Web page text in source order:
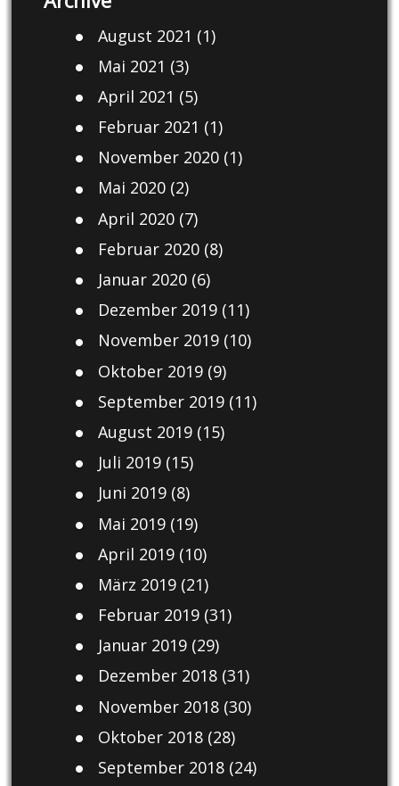
August 2021 (1)
Mai 2021 (3)
April 2021 (5)
Februar 2021 (1)
November 2020(1)
Mai 2020(2)
April 2020(7)
Februar 2020(8)
Januar 2020(6)
Dezember 2019(11)
November 2019(10)
Oktober 2019(9)
September 2019(11)
August 2019(15)
Juli 2019(15)
Juni 2019(8)
Mai 2019(19)
April 2019(10)
März 2019(21)
Februar 2019(31)
Januar 2019(29)
Dezember 2018(31)
November 2018(30)
Oktober 2018(28)
September 2018(24)